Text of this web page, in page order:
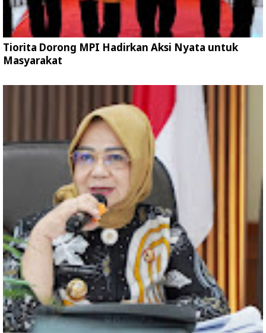
Tiorita Dorong MPI Hadirkan Aksi Nyata untuk
Masyarakat